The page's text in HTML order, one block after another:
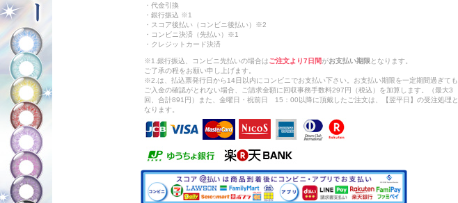
・代金引換
・銀行振込 ※1
・スコア後払い（コンビニ後払い）※2
・コンビニ決済（先払い）※1
・クレジットカード決済
※1.銀行振込、コンビニ先払いの場合はご注文より7日間がお支払い期限 となります。
ご了承の程をお願い申し上げます。
※2.は、払込票発行日から14日以内にコンビニでお支払い下さい。お支払い期限を一定期間過ぎても
ご入金の確認がとれない場合、ご請求金額に回収事務手数料297円（税込）を加算します。（最大3
回、合計891円）また、金曜日・祝前日 15：00以降に頂戴したご注文は、【翌平日】の受注処理と
なります。